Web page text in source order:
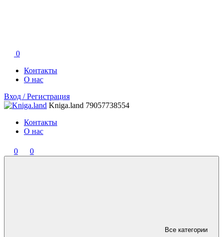
0
Контакты
О нас
Вход / Регистрация
Kniga.land 79057738554
Контакты
О нас
0 0
Все категории